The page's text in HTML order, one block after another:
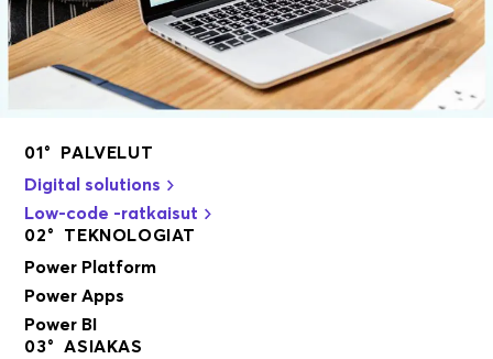
01° PALVELUT
Digital solutions
Low-code -ratkaisut
02° TEKNOLOGIAT
Power Platform
Power Apps
Power BI
03° ASIAKAS